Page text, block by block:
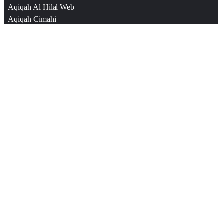
Aqiqah Al Hilal Web
Aqiqah Cimahi